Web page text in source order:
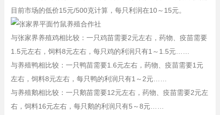
目前市场的低价15元/500克计算，每只利润在10～15元。
与张家界养殖鸡相比较：一只鸡苗需要2元左右，药物、疫苗需要
1.5元左右，饲料8元左右，每只鸡的利润只有1～1.5元……
与养殖鸭相比较：一只鸭苗需要1.6元左右，药物、疫苗需要1元
左右，饲料8元左右，每只鸭的利润只有1～2元……
与养殖鹅相比较：一只鹅苗需要12元左右，药物、疫苗需要2元左
右，饲料16元左右，每只鹅的利润只有5～8元……